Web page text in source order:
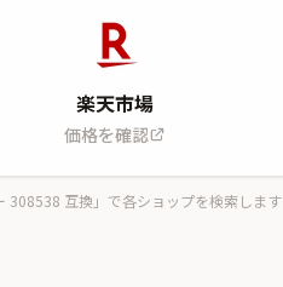
楽天市場
価格を確認
308538 互換」で各ショップを検索します